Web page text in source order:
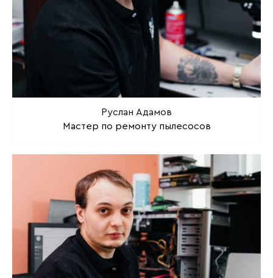
Руслан Адамов
Мастер по ремонту пылесосов